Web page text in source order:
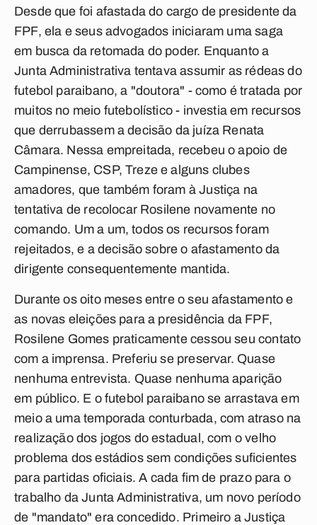
Desde que foi afastada do cargo de presidente da
FPF, ela e seus advogados iniciaram uma saga
em busca da retomada do poder. Enquanto a
Junta Administrativa tentava assumir as rédeas do
futebol paraibano, a "doutora" - como é tratada por
muitos no meio futebolístico - investia em recursos
que derrubassem a decisão da juíza Renata
Câmara. Nessa empreitada, recebeu o apoio de
Campinense, CSP, Treze e alguns clubes
amadores, que também foram à Justiça na
tentativa de recolocar Rosilene novamente no
comando. Um a um, todos os recursos foram
rejeitados, e a decisão sobre o afastamento da
dirigente consequentemente mantida.
Durante os oito meses entre o seu afastamento e
as novas eleições para a presidência da FPF,
Rosilene Gomes praticamente cessou seu contato
com a imprensa. Preferiu se preservar. Quase
nenhuma entrevista. Quase nenhuma aparição
em público. E o futebol paraibano se arrastava em
meio a uma temporada conturbada, com atraso na
realização dos jogos do estadual, com o velho
problema dos estádios sem condições suficientes
para partidas oficiais. A cada fim de prazo para o
trabalho da Junta Administrativa, um novo período
de "mandato" era concedido. Primeiro a Justiça